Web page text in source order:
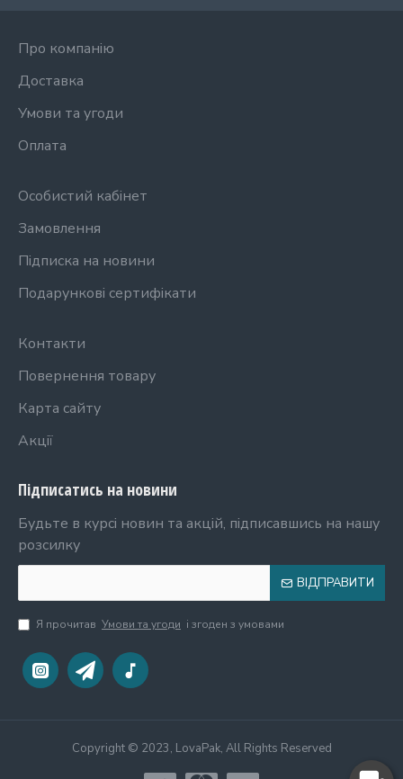
Про компанію
Доставка
Умови та угоди
Оплата
Особистий кабінет
Замовлення
Підписка на новини
Подарункові сертифікати
Контакти
Повернення товару
Карта сайту
Акції
Підписатись на новини
Будьте в курсі новин та акцій, підписавшись на нашу
розсилку
ВІДПРАВИТИ
Я прочитав Умови та угоди і згоден з умовами
Copyright © 2023, LovaPak, All Rights Reserved